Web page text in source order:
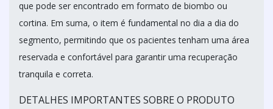
que pode ser encontrado em formato de biombo ou
cortina. Em suma, o item é fundamental no dia a dia do
segmento, permitindo que os pacientes tenham uma área
reservada e confortável para garantir uma recuperação
tranquila e correta.
DETALHES IMPORTANTES SOBRE O PRODUTO